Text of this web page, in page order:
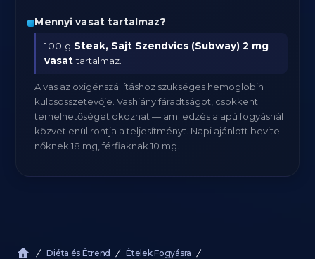
Mennyi vasat tartalmaz?
100 g Steak, Sajt Szendvics (Subway) 2 mg
vasattartalmaz.
A vas az oxigénszállításhoz szükséges hemoglobin
kulcsösszetevője. Vashiány fáradtságot, csökkent
terhelhetőséget okozhat — ami edzés alapú fogyásnál
közvetlenül rontja a teljesítményt. Napi ajánlott bevitel:
nőknek 18 mg, férfiaknak 10 mg.
Diéta és Étrend Ételek Fogyásra